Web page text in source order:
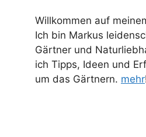
Willkommen auf
Ich bin Markus
Gärtner und
ich Tipps, Ideen und
um das Gärtnern. mehr